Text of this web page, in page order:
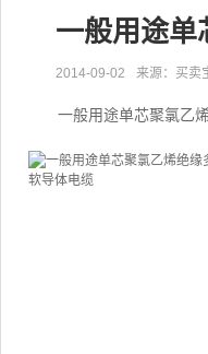
一般用途单
2014-09-02 来源：买卖
一般用途单芯聚氯乙